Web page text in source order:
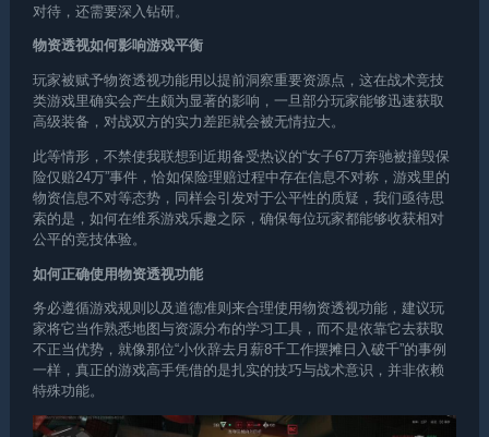
对待，还需要深入钻研。
物资透视如何影响游戏平衡
玩家被赋予物资透视功能用以提前洞察重要资源点，这在战术竞技
类游戏里确实会产生颇为显著的影响，一旦部分玩家能够迅速获取
高级装备，对战双方的实力差距就会被无情拉大。
此等情形，不禁使我联想到近期备受热议的“女子67万奔驰被撞毁保
险仅赔24万”事件，恰如保险理赔过程中存在信息不对称，游戏里的
物资信息不对等态势，同样会引发对于公平性的质疑，我们亟待思
索的是，如何在维系游戏乐趣之际，确保每位玩家都能够收获相对
公平的竞技体验。
如何正确使用物资透视功能
务必遵循游戏规则以及道德准则来合理使用物资透视功能，建议玩
家将它当作熟悉地图与资源分布的学习工具，而不是依靠它去获取
不正当优势，就像那位“小伙辞去月薪8千工作摆摊日入破千”的事例
一样，真正的游戏高手凭借的是扎实的技巧与战术意识，并非依赖
特殊功能。